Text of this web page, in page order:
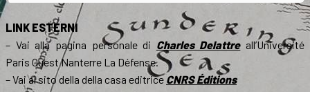
LINK ESTERNI
– Vai alla pagina personale di Charles Delattreall’Université
Paris Ouest Nanterre La Défense.
– Vai al sito della della casa editriceCNRS Éditions